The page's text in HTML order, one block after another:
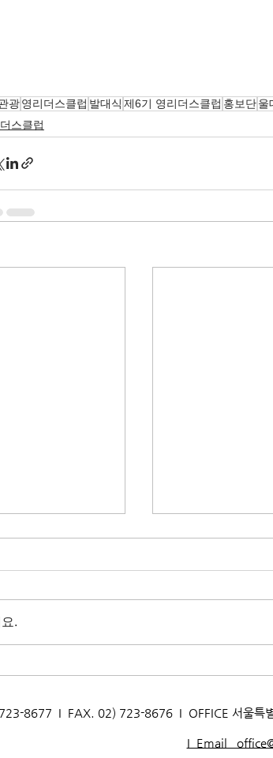
광영리더스클럽 발대식 제6기 영리더스클럽 홍보단울
스클럽
.
8677 I FAX. 02) 723-8676 I OFFICE 서울특
I Email